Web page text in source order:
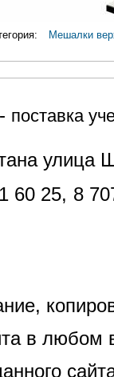
Мешалки
поставка
60 25, 8
в любом